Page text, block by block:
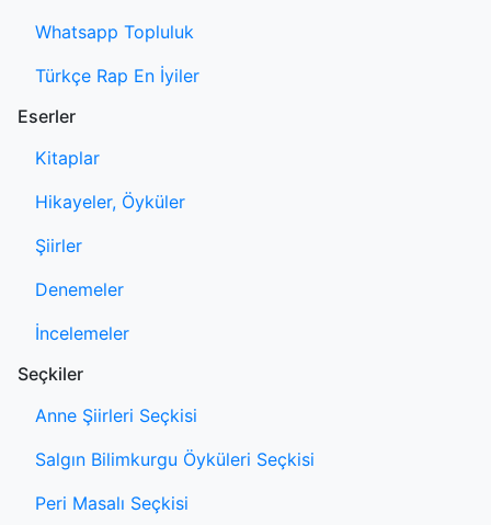
Whatsapp Topluluk
Türkçe Rap En İyiler
Eserler
Kitaplar
Hikayeler, Öyküler
Şiirler
Denemeler
İncelemeler
Seçkiler
Anne Şiirleri Seçkisi
Salgın Bilimkurgu Öyküleri Seçkisi
Peri Masalı Seçkisi